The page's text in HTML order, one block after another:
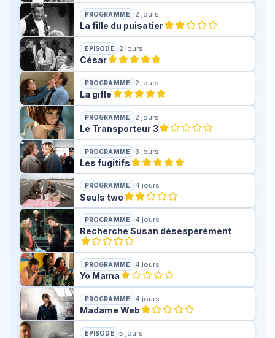
PROGRAMME 2 jours
La fille du puisatier
EPISODE 2 jours
César
PROGRAMME 2 jours
La gifle
PROGRAMME 2 jours
Le Transporteur 3
PROGRAMME 3 jours
Les fugitifs
PROGRAMME 4 jours
Seuls two
PROGRAMME 4 jours
Recherche Susan désespérément
PROGRAMME 4 jours
Yo Mama
PROGRAMME 4 jours
Madame Web
EPISODE 5 jours